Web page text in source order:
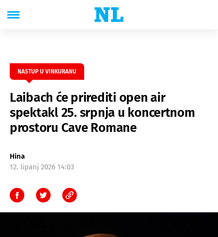
NASTUP U VINKURANU
Laibach će prirediti open air
spektakl 25. srpnja u koncertnom
prostoru Cave Romane
Hina
12. lipanj 2026 14:03